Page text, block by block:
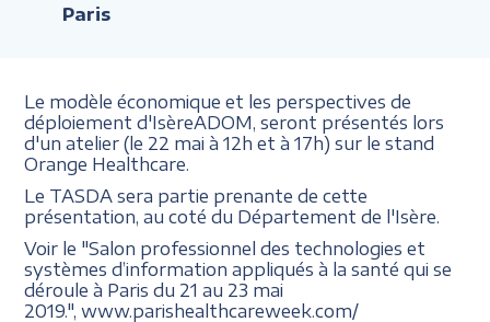
Paris
Le modèle économique et les perspectives de
déploiement d'IsèreADOM, seront présentés lors
d'un atelier (le 22 mai à 12h et à 17h) sur le stand
Orange Healthcare.
Le TASDA sera partie prenante de cette
présentation, au coté du Département de l'Isère.
Voir le "Salon professionnel des technologies et
systèmes d’information appliqués à la santé qui se
déroule à Paris du 21 au 23 mai
2019.", www.parishealthcareweek.com/